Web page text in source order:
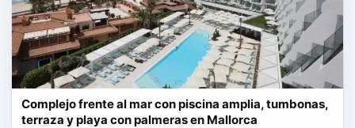
Complejo frente al mar con piscina amplia, tumbonas,
terraza y playa con palmeras en Mallorca